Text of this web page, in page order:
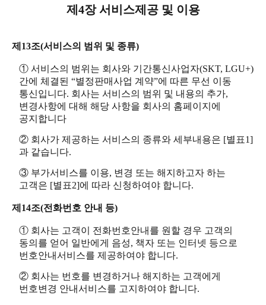
제4장 서비스제공 및 이용
제13조(서비스의 범위 및 종류)
① 서비스의 범위는 회사와 기간통신사업자(SKT, LGU+)
간에 체결된 “별정판매사업 계약”에 따른 무선 이동
통신입니다. 회사는 서비스의 범위 및 내용의 추가,
변경사항에 대해 해당 사항을 회사의 홈페이지에
공지합니다
② 회사가 제공하는 서비스의 종류와 세부내용은 [별표1]
과 같습니다.
③ 부가서비스를 이용, 변경 또는 해지하고자 하는
고객은 [별표2]에 따라 신청하여야 합니다.
제14조(전화번호 안내 등)
① 회사는 고객이 전화번호안내를 원할 경우 고객의
동의를 얻어 일반에게 음성, 책자 또는 인터넷 등으로
번호안내서비스를 제공하여야 합니다.
② 회사는 번호를 변경하거나 해지하는 고객에게
번호변경 안내서비스를 고지하여야 합니다.